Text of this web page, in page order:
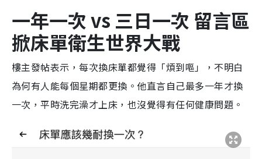
一年一次 vs 三日一次 留言區
掀床單衛生世界大戰
樓主發帖表示，每次換床單都覺得「煩到嘔」，不明白
為何有人能每個星期都更換。他直言自己最多一年才換
一次，平時洗完澡才上床，也沒覺得有任何健康問題。